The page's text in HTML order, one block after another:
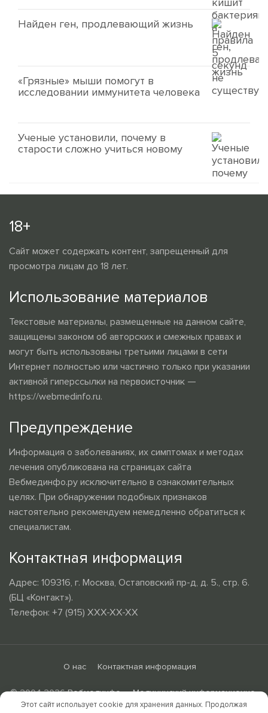
Найден ген, продлевающий жизнь
«Грязные» мыши помогут в
исследовании иммунитета человека
Ученые установили, почему в
старости сложно учиться новому
18+
Сайт может содержать контент, запрещенный для
просмотра лицам до 18 лет.
Использование материалов
Текстовые материалы, размещенные на данном сайте,
защищены законом об авторских и смежных правах и
могут быть использованы третьими лицами в сети
Интернет полностью или частично только при указании
активной гиперссылки на первоисточник —
https://webmedinfo.ru.
Предупреждение
Информация о заболеваниях, их симптомах и методах
лечения опубликована на страницах сайта
Вебмединфо.ру исключительно в ознакомительных
целях. При обнаружении подобных признаков
настоятельно рекомендуем немедленно обратиться к
специалистам.
Контактная информация
Адрес: 109316, г. Москва, Остаповский пр-д, д. 5., стр. 6.
(БЦ «Контакт»).
Телефон: +7 (915) XXX-XX-XX
О нас Контактная информация
© 2004-2026Вебмединфо — Медицинский информационно-
образовательный портал
Этот сайт использует cookie для хранения данных. Продолжая